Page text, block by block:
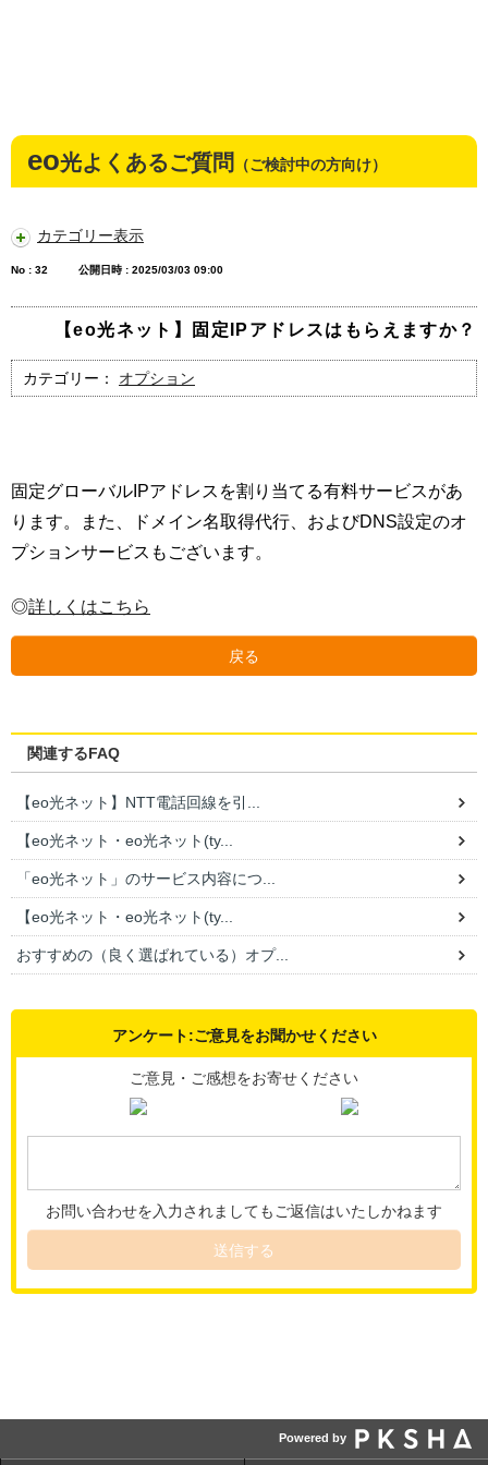
eo光よくあるご質問 （ご検討中の方向け）
カテゴリー表示
No : 32 公開日時 : 2025/03/03 09:00
【eo光ネット】固定IPアドレスはもらえますか？
カテゴリー： オプション
固定グローバルIPアドレスを割り当てる有料サービスがあ
ります。また、ドメイン名取得代行、およびDNS設定のオ
プションサービスもございます。
◎詳しくはこちら
戻る
関連するFAQ
【eo光ネット】NTT電話回線を引...
【eo光ネット・eo光ネット(ty...
「eo光ネット」のサービス内容につ...
【eo光ネット・eo光ネット(ty...
おすすめの（良く選ばれている）オプ...
アンケート:ご意見をお聞かせください
ご意見・ご感想をお寄せください
お問い合わせを入力されましてもご返信はいたしかねます
送信する
Powered by